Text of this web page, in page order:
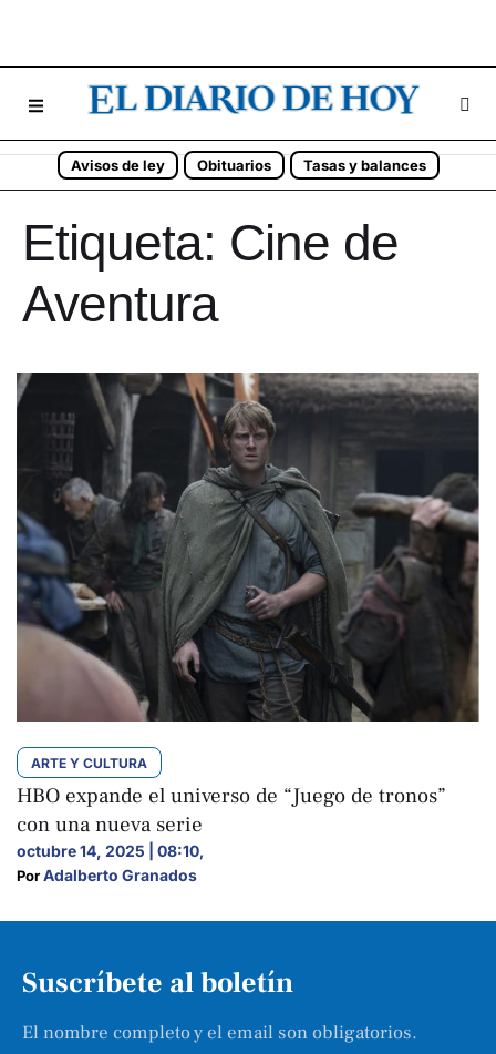
Avisos de ley Obituarios Tasas y balances
Etiqueta: Cine de
Aventura
ARTE Y CULTURA
HBO expande el universo de “Juego de tronos”
con una nueva serie
octubre 14, 2025 | 08:10,
Por Adalberto Granados
Suscríbete al boletín
El nombre completo y el email son obligatorios.